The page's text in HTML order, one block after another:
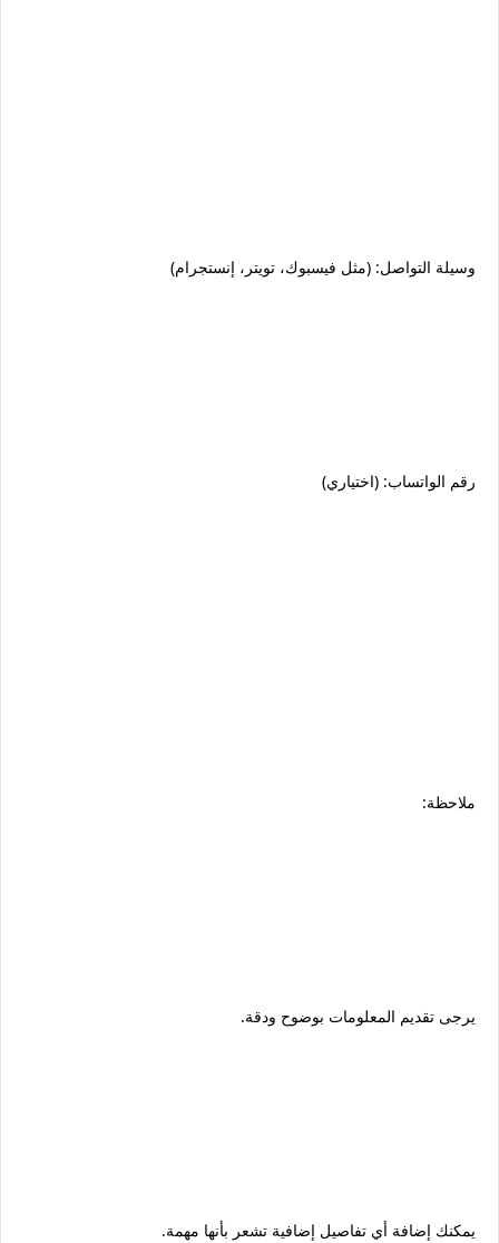
وسيلة التواصل: (مثل فيسبوك، تويتر، إنستجرام)
رقم الواتساب: (اختياري)
ملاحظة:
يرجى تقديم المعلومات بوضوح ودقة.
يمكنك إضافة أي تفاصيل إضافية تشعر بأنها مهمة.